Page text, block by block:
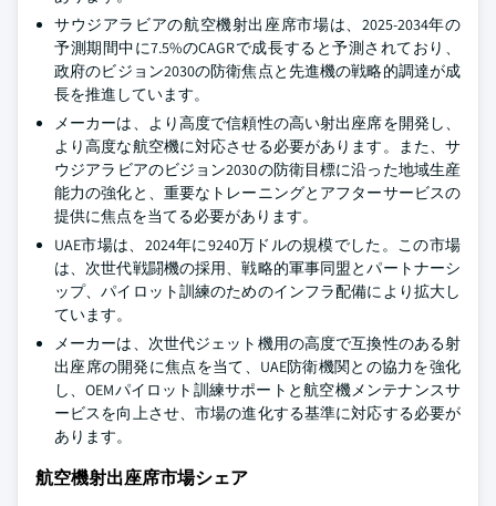
サウジアラビアの航空機射出座席市場は、2025-2034年の
予測期間中に7.5%のCAGRで成長すると予測されており、
政府のビジョン2030の防衛焦点と先進機の戦略的調達が成
長を推進しています。
メーカーは、より高度で信頼性の高い射出座席を開発し、
より高度な航空機に対応させる必要があります。また、サ
ウジアラビアのビジョン2030の防衛目標に沿った地域生産
能力の強化と、重要なトレーニングとアフターサービスの
提供に焦点を当てる必要があります。
UAE市場は、2024年に9240万ドルの規模でした。この市場
は、次世代戦闘機の採用、戦略的軍事同盟とパートナーシ
ップ、パイロット訓練のためのインフラ配備により拡大し
ています。
メーカーは、次世代ジェット機用の高度で互換性のある射
出座席の開発に焦点を当て、UAE防衛機関との協力を強化
し、OEMパイロット訓練サポートと航空機メンテナンスサ
ービスを向上させ、市場の進化する基準に対応する必要が
あります。
航空機射出座席市場シェア